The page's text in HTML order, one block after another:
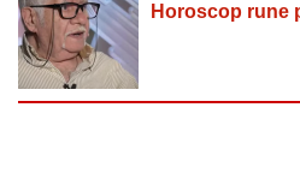
Horoscop rune